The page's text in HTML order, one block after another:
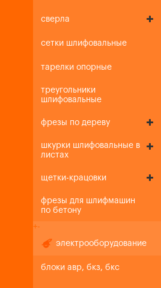
сверла
сетки шлифовальные
тарелки опорные
треугольники
шлифовальные
фрезы по дереву
шкурки шлифовальные в
листах
щетки-крацовки
фрезы для шлифмашин
по бетону
+-
электрооборудование
блоки авр, бкз, бкс